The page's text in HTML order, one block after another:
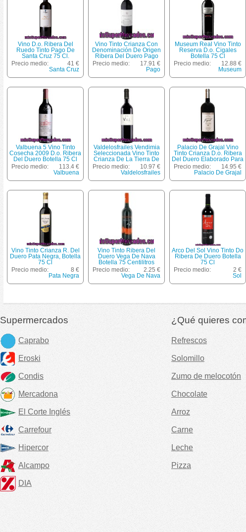
Vino D.o. Ribera Del
Ruedo Tinto Pago De
Santa Cruz 75 Cl.
Precio medio:
41 €
Santa Cruz
Vino Tinto Crianza Con
Denominación De Origen
Ribera Del Duero Pago
Capellanes Botella De 75
Precio medio:
17.91 €
Pago
Museum Real Vino Tinto
Reserva D.o. Cigales
Botella 75 Cl
Precio medio:
12.88 €
Museum
Valbuena 5 Vino Tinto
Cosecha 2009 D.o. Ribera
Del Duero Botella 75 Cl
Precio medio:
113.4 €
Valbuena
Valdelosfrailes Vendimia
Seleccionada Vino Tinto
Crianza De La Tierra De
Castilla Y León Cigales
Botella 75 Cl
Precio medio:
10.97 €
Valdelosfrailes
Palacio De Grajal Vino
Tinto Crianza D.o. Ribera
Del Duero Elaborado Para
Grupo El Corte Inglés
Magnum 1,5 L
Precio medio:
14.95 €
Palacio De Grajal
Vino Tinto Crianza R. Del
Duero Pata Negra, Botella
75 Cl
Precio medio:
8 €
Pata Negra
Vino Tinto Ribera Del
Duero Vega De Nava
Botella 75 Centilitros
Precio medio:
2.25 €
Vega De Nava
Arco Del Sol Vino Tinto Do
Ribera De Duero Botella
75 Cl
Precio medio:
2 €
Sol
Supermercados
Caprabo
Eroski
Condis
Mercadona
El Corte Inglés
Carrefour
Hipercor
Alcampo
DIA
¿Qué quieres
Refrescos
Solomillo
Zumo de melocotón
Chocolate
Arroz
Carne
Leche
Pizza